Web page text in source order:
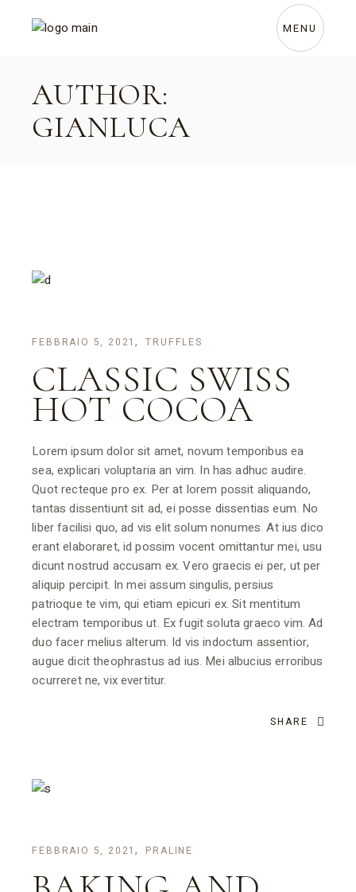
MENU
AUTHOR:
GIANLUCA
FEBBRAIO 5, 2021 TRUFFLES
CLASSIC SWISS
HOT COCOA
Lorem ipsum dolor sit amet, novum temporibus ea
sea, explicari voluptaria an vim. In has adhuc audire.
Quot recteque pro ex. Per at lorem possit aliquando,
tantas dissentiunt sit ad, ei posse dissentias eum. No
liber facilisi quo, ad vis elit solum nonumes. At ius dico
erant elaboraret, id possim vocent omittantur mei, usu
dicunt nostrud accusam ex. Vero graecis ei per, ut per
aliquip percipit. In mei assum singulis, persius
patrioque te vim, qui etiam epicuri ex. Sit mentitum
electram temporibus ut. Ex fugit soluta graeco vim. Ad
duo facer melius alterum. Id vis indoctum assentior,
augue dicit theophrastus ad ius. Mei albucius erroribus
ocurreret ne, vix evertitur.
SHARE
FEBBRAIO 5, 2021 PRALINE